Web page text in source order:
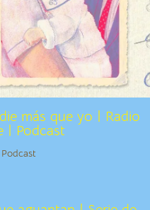
más que yo | Radio
| Podcast
Podcast